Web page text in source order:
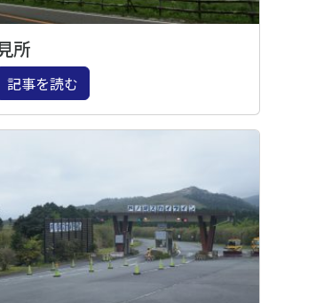
所
記事を読む